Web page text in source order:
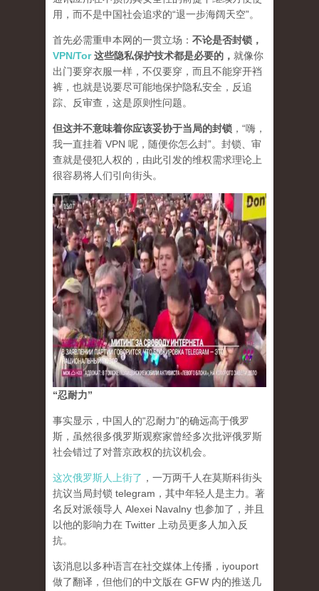
用，而不是中国社会追求的“退一步海阔天空”。
首先必需重申本网的一贯立场： 不论是否封锁，
VPN/Tor这些隐私保护技术都是必要的， 就像你
出门要穿衣服一样，不仅要穿，而且不能穿开裆
裤，也就是说要尽可能地保护隐私安全，反追
踪、反审查，这是原则性问题。
但这并不意味着你应该妥协于当局的封锁 ，“嗨，
我一直挂着 VPN 呢，随便你怎么封”。封锁、审
查就是侵犯人权的，由此引发的维权需求理论上
很容易将人们引向街头。
“忍耐力”
事实显示，中国人的“忍耐力”的确远高于俄罗
斯，虽然很多俄罗斯观察家曾经多次批评俄罗斯
社会错过了对普京政权的抗议机会。
这次俄罗斯人上街了 ，一万两千人在莫斯科街头
抗议当局封锁 telegram，其中年轻人是主力。著
名反对派领导人 Alexei Navalny 也参加了，并且
以他的影响力在 Twitter 上动员更多人加入反
抗。
该消息以多种语言在社交媒体上传播，iyouport
做了翻译，但他们的中文版在 GFW 内的推送几